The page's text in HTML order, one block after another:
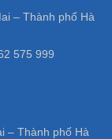
– Thành phố Hà
575 999
– Thành phố Hà